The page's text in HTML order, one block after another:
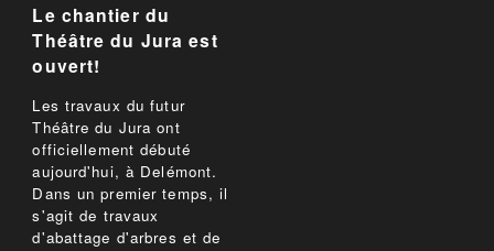
Le chantier du
Théâtre du Jura est
ouvert!
Les travaux du futur
Théâtre du Jura ont
officiellement débuté
aujourd'hui, à Delémont.
Dans un premier temps, il
s'agit de travaux
d'abattage d'arbres et de